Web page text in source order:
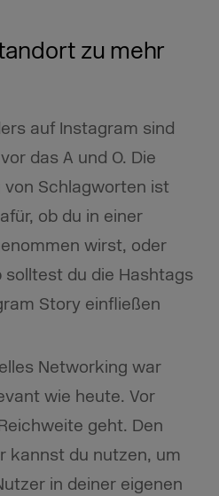
zu mehr
auf Instagram sind
das A und O. Die
Schlagworten ist
ob du in einer
wirst, oder
du die Hashtags
Story einfließen
Networking war
wie heute. Vor
geht. Den
kannst du nutzen, um
in deiner eigenen